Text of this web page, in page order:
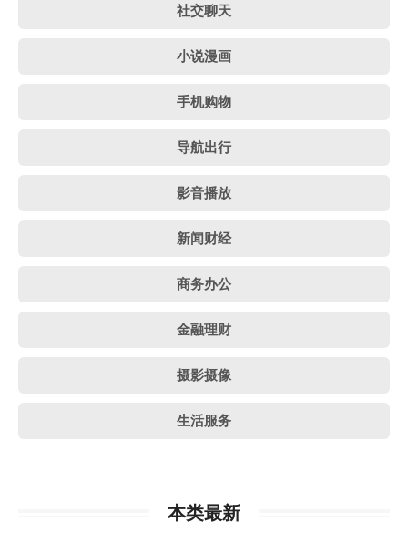
社交聊天
小说漫画
手机购物
导航出行
影音播放
新闻财经
商务办公
金融理财
摄影摄像
生活服务
本类最新